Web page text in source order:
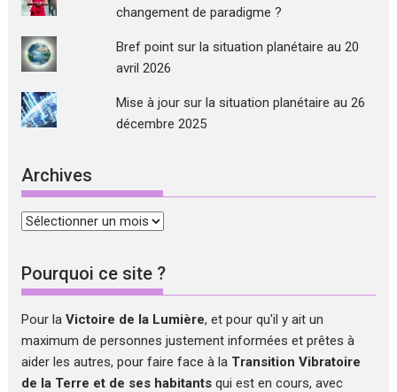
changement de paradigme ?
Bref point sur la situation planétaire au 20
avril 2026
Mise à jour sur la situation planétaire au 26
décembre 2025
Archives
Archives
Pourquoi ce site ?
Pour laVictoire de la Lumière, et pour qu'il y ait un
maximum de personnes justement informées et prêtes à
aider les autres, pour faire face à la Transition Vibratoire
de la Terre et de ses habitants qui est en cours, avec